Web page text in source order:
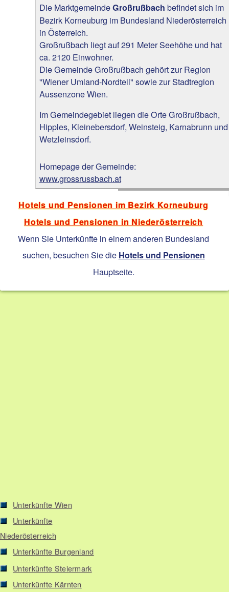
Die MarktgemeindeGroßrußbach befindet sich im
Bezirk Korneuburg im Bundesland Niederösterreich
in Österreich.
Großrußbach liegt auf 291 Meter Seehöhe und hat
ca. 2120 Einwohner.
Die Gemeinde Großrußbach gehört zur Region
"Wiener Umland-Nordteil" sowie zur Stadtregion
Aussenzone Wien.
Im Gemeindegebiet liegen die Orte Großrußbach,
Hipples, Kleinebersdorf, Weinsteig, Karnabrunn und
Wetzleinsdorf.
Homepage der Gemeinde:
www.grossrussbach.at
Hotels und Pensionen im Bezirk Korneuburg
Hotels und Pensionen in Niederösterreich
Wenn Sie Unterkünfte in einem anderen Bundesland
suchen, besuchen Sie die Hotels und Pensionen
Hauptseite.
Unterkünfte Wien
Unterkünfte
Niederösterreich
Unterkünfte Burgenland
Unterkünfte Steiermark
Unterkünfte Kärnten